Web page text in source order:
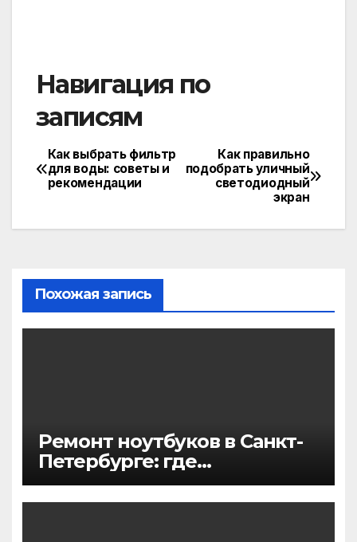
Навигация по
записям
Как правильно
подобрать уличный
светодиодный
экран
Как выбрать фильтр
для воды: советы и
рекомендации
Похожая запись
Ремонт ноутбуков в Санкт-
Петербурге: где
отремонтировать быстро и
без переплаты